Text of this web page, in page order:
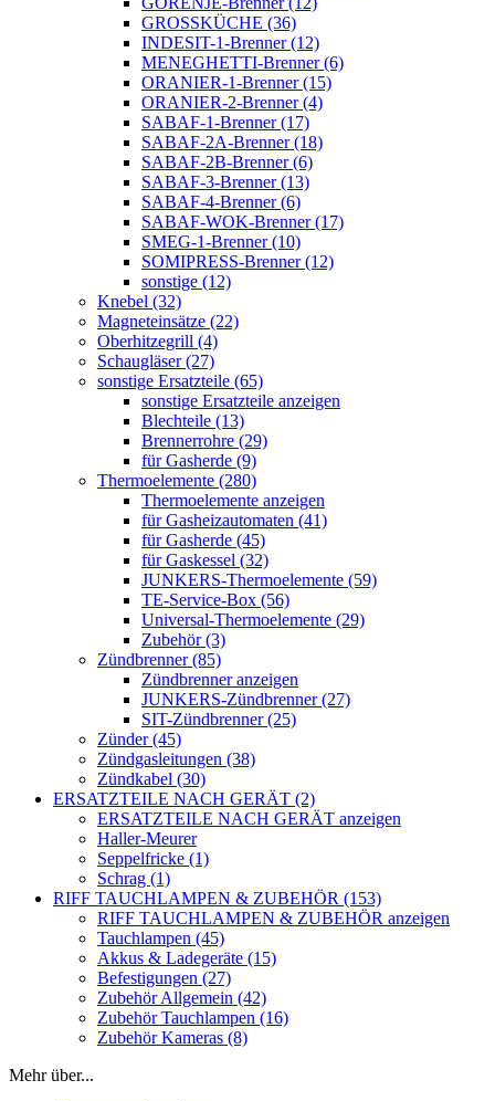
GROSSKÜCHE (36)
INDESIT-1-Brenner (12)
MENEGHETTI-Brenner (6)
ORANIER-1-Brenner (15)
ORANIER-2-Brenner (4)
SABAF-1-Brenner (17)
SABAF-2A-Brenner (18)
SABAF-2B-Brenner (6)
SABAF-3-Brenner (13)
SABAF-4-Brenner (6)
SABAF-WOK-Brenner (17)
SMEG-1-Brenner (10)
SOMIPRESS-Brenner (12)
sonstige (12)
Knebel (32)
Magneteinsätze (22)
Oberhitzegrill (4)
Schaugläser (27)
sonstige Ersatzteile (65)
sonstige Ersatzteile anzeigen
Blechteile (13)
Brennerrohre (29)
für Gasherde (9)
Thermoelemente (280)
Thermoelemente anzeigen
für Gasheizautomaten (41)
für Gasherde (45)
für Gaskessel (32)
JUNKERS-Thermoelemente (59)
TE-Service-Box (56)
Universal-Thermoelemente (29)
Zubehör (3)
Zündbrenner (85)
Zündbrenner anzeigen
JUNKERS-Zündbrenner (27)
SIT-Zündbrenner (25)
Zünder (45)
Zündgasleitungen (38)
Zündkabel (30)
ERSATZTEILE NACH GERÄT (2)
ERSATZTEILE NACH GERÄT anzeigen
Haller-Meurer
Seppelfricke (1)
Schrag (1)
RIFF TAUCHLAMPEN & ZUBEHÖR (153)
RIFF TAUCHLAMPEN & ZUBEHÖR anzeigen
Tauchlampen (45)
Akkus & Ladegeräte (15)
Befestigungen (27)
Zubehör Allgemein (42)
Zubehör Tauchlampen (16)
Zubehör Kameras (8)
Mehr über...